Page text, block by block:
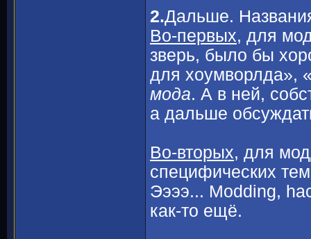
2.Дальше.
Во-первых, для
зверь, было бы
для хоумворлда»,
мода. А в ней,
а дальше
Во-вторых, для
специфических
Ээээ... Modding,
как-то ещё.